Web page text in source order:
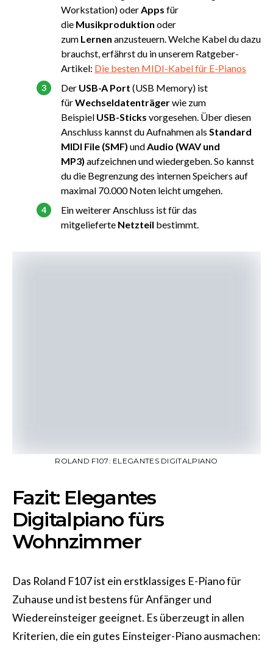
Workstation) oder Apps für
die Musikproduktion oder
zum Lernen anzusteuern. Welche Kabel du dazu
brauchst, erfährst du in unserem Ratgeber-
Artikel: Die besten MIDI-Kabel für E-Pianos
Der USB-A Port (USB Memory) ist
fürWechseldatenträgerwie zum
Beispiel USB-Sticks vorgesehen. Über diesen
Anschluss kannst du Aufnahmen als Standard
MIDI File (SMF) und Audio (WAV und
MP3) aufzeichnen und wiedergeben. So kannst
du die Begrenzung des internen Speichers auf
maximal 70.000 Noten leicht umgehen.
Ein weiterer Anschluss ist für das
mitgelieferte Netzteil bestimmt.
ROLAND F107: ELEGANTES DIGITALPIANO
Fazit: Elegantes
Digitalpiano fürs
Wohnzimmer
Das Roland F107 ist ein erstklassiges E-Piano für
Zuhause und ist bestens für Anfänger und
Wiedereinsteiger geeignet. Es überzeugt in allen
Kriterien, die ein gutes Einsteiger-Piano ausmachen: